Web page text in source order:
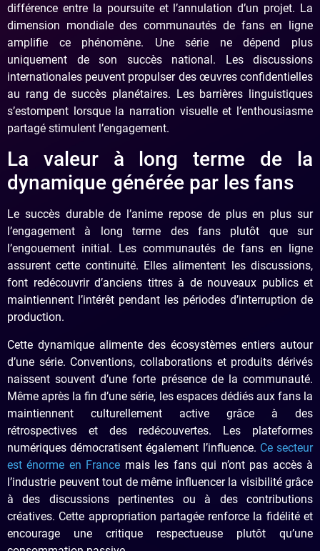
différence entre la poursuite et l’annulation d’un projet. La
dimension mondiale des communautés de fans en ligne
amplifie ce phénomène. Une série ne dépend plus
uniquement de son succès national. Les discussions
internationales peuvent propulser des œuvres confidentielles
au rang de succès planétaires. Les barrières linguistiques
s’estompent lorsque la narration visuelle et l’enthousiasme
partagé stimulent l’engagement.
La valeur à long terme de la
dynamique générée par les fans
Le succès durable de l’anime repose de plus en plus sur
l’engagement à long terme des fans plutôt que sur
l’engouement initial. Les communautés de fans en ligne
assurent cette continuité. Elles alimentent les discussions,
font redécouvrir d’anciens titres à de nouveaux publics et
maintiennent l’intérêt pendant les périodes d’interruption de
production.
Cette dynamique alimente des écosystèmes entiers autour
d’une série. Conventions, collaborations et produits dérivés
naissent souvent d’une forte présence de la communauté.
Même après la fin d’une série, les espaces dédiés aux fans la
maintiennent culturellement active grâce à des
rétrospectives et des redécouvertes. Les plateformes
numériques démocratisent également l’influence. Ce secteur
est énorme en France mais les fans qui n’ont pas accès à
l’industrie peuvent tout de même influencer la visibilité grâce
à des discussions pertinentes ou à des contributions
créatives. Cette appropriation partagée renforce la fidélité et
encourage une critique respectueuse plutôt qu’une